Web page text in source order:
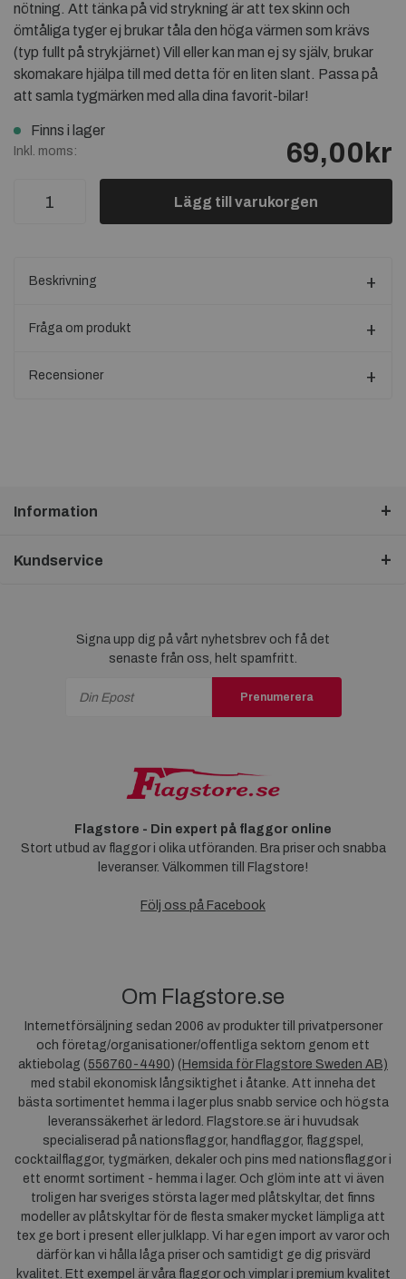
nötning. Att tänka på vid strykning är att tex skinn och
ömtåliga tyger ej brukar tåla den höga värmen som krävs
(typ fullt på strykjärnet) Vill eller kan man ej sy själv, brukar
skomakare hjälpa till med detta för en liten slant. Passa på
att samla tygmärken med alla dina favorit-bilar!
Finns i lager
Inkl. moms: 69,00kr
Lägg till varukorgen
Beskrivning
Fråga om produkt
Recensioner
Information
Kundservice
Signa upp dig på vårt nyhetsbrev och få det
senaste från oss, helt spamfritt.
Prenumerera
Flagstore - Din expert på flaggor online
Stort utbud av flaggor i olika utföranden. Bra priser och snabba
leveranser. Välkommen till Flagstore!
Följ oss på Facebook
Om Flagstore.se
Internetförsäljning sedan 2006 av produkter till privatpersoner
och företag/organisationer/offentliga sektorn genom ett
aktiebolag (556760-4490) ( Hemsida för Flagstore Sweden AB)
med stabil ekonomisk långsiktighet i åtanke. Att inneha det
bästa sortimentet hemma i lager plus snabb service och högsta
leveranssäkerhet är ledord. Flagstore.se är i huvudsak
specialiserad på nationsflaggor, handflaggor, flaggspel,
cocktailflaggor, tygmärken, dekaler och pins med nationsflaggor i
ett enormt sortiment - hemma i lager. Och glöm inte att vi även
troligen har sveriges största lager med plåtskyltar, det finns
modeller av plåtskyltar för de flesta smaker mycket lämpliga att
tex ge bort i present eller julklapp. Vi har egen import av varor och
därför kan vi hålla låga priser och samtidigt ge dig prisvärd
kvalitet. Ett exempel är våra flaggor och vimplar i premium kvalitet